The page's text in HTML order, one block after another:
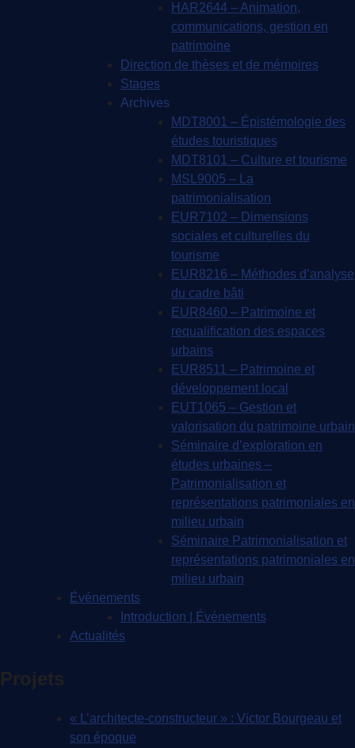
HAR2644 – Animation,
communications, gestion en
patrimoine
Direction de thèses et de mémoires
Stages
Archives
MDT8001 – Épistémologie des
études touristiques
MDT8101 – Culture et tourisme
MSL9005 – La
patrimonialisation
EUR7102 – Dimensions
sociales et culturelles du
tourisme
EUR8216 – Méthodes d’analyse
du cadre bâti
EUR8460 – Patrimoine et
requalification des espaces
urbains
EUR8511 – Patrimoine et
développement local
EUT1065 – Gestion et
valorisation du patrimoine urbain
Séminaire d’exploration en
études urbaines –
Patrimonialisation et
représentations patrimoniales en
milieu urbain
Séminaire Patrimonialisation et
représentations patrimoniales en
milieu urbain
Événements
Introduction | Événements
Actualités
Projets
« L’architecte-constructeur » : Victor Bourgeau et
son époque